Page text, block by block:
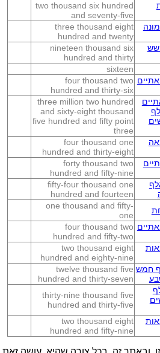
two thousand six hundred
and seventy-five
three thousand eight
hundred and twenty
שש
nineteen thousand six
hundred and thirty
sixteen
four thousand two
hundred and thirty-six
three million two hundred
and sixty-eight thousand
five hundred and fifty point
three
four thousand one
hundred and thirty-eight
forty thousand two
hundred and fifty-nine
fifty-four thousand one
hundred and fourteen
one thousand and fifty-
one
four thousand two
hundred and fifty-two
two thousand eight
hundred and eighty-nine
חמש twelve thousand five
hundred and thirty-seven
thirty-nine thousand five
hundred and thirty-five
two thousand eight
hundred and fifty-nine